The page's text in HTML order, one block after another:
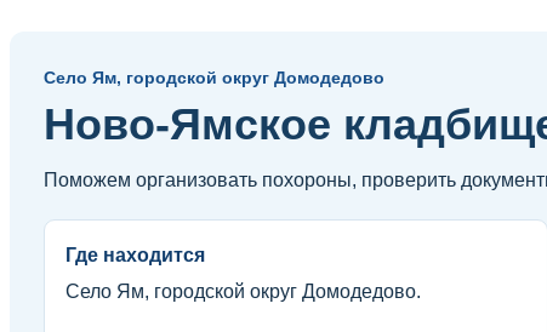
Село Ям, городской округ Домодедово
Ново-Ямское
Поможем организовать похороны, проверить
Где находится
Село Ям, городской округ Домодедово.